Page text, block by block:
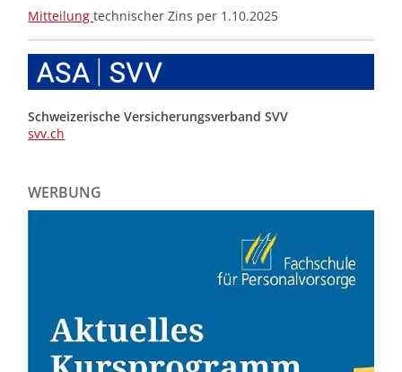
Mitteilungtechnischer Zins per 1.10.2025
Schweizerische Versicherungsverband SVV
svv.ch
WERBUNG